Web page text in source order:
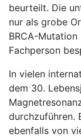
beurteilt. Die
nur als grobe
BRCA-
Fachperson
In vielen
dem 30.
durchzuführen.
ebenfalls von